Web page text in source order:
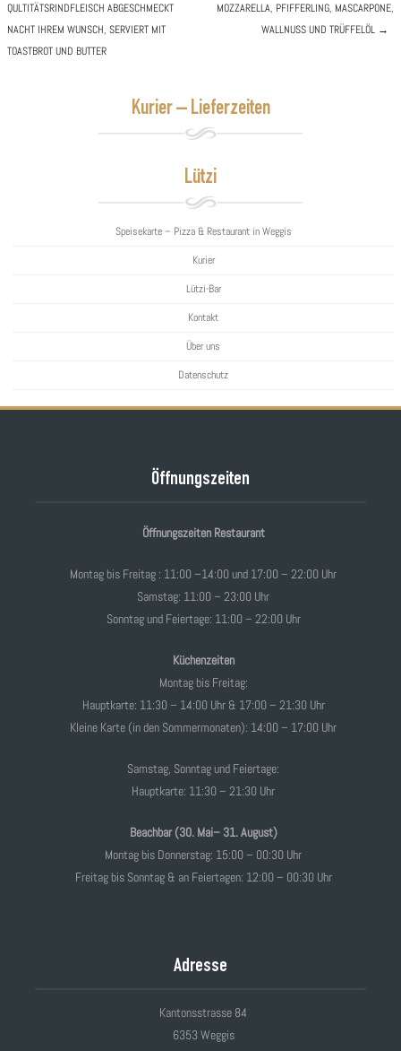
Post navigation
QULTITÄTSRINDFLEISCH ABGESCHMECKT
NACHT IHREM WUNSCH, SERVIERT MIT
TOASTBROT UND BUTTER
MOZZARELLA, PFIFFERLING, MASCARPONE,
WALLNUSS UND TRÜFFELÖL →
Kurier – Lieferzeiten
Lützi
Speisekarte – Pizza & Restaurant in Weggis
Kurier
Lützi-Bar
Kontakt
Über uns
Datenschutz
Öffnungszeiten
Öffnungszeiten Restaurant
Montag bis Freitag : 11:00 –14:00 und 17:00 – 22:00 Uhr
Samstag: 11:00 – 23:00 Uhr
Sonntag und Feiertage: 11:00 – 22:00 Uhr
Küchenzeiten
Montag bis Freitag:
Hauptkarte: 11:30 – 14:00 Uhr & 17:00 – 21:30 Uhr
Kleine Karte (in den Sommermonaten): 14:00 – 17:00 Uhr
Samstag, Sonntag und Feiertage:
Hauptkarte: 11:30 – 21:30 Uhr
Beachbar (30. Mai– 31. August)
Montag bis Donnerstag: 15:00 – 00:30 Uhr
Freitag bis Sonntag & an Feiertagen: 12:00 – 00:30 Uhr
Adresse
Kantonsstrasse 84
6353 Weggis